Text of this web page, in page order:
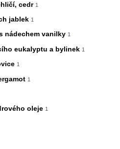
cedr 1
jablek 1
nádechem vanilky 1
eukalyptu a bylinek 1
1
1
oleje 1